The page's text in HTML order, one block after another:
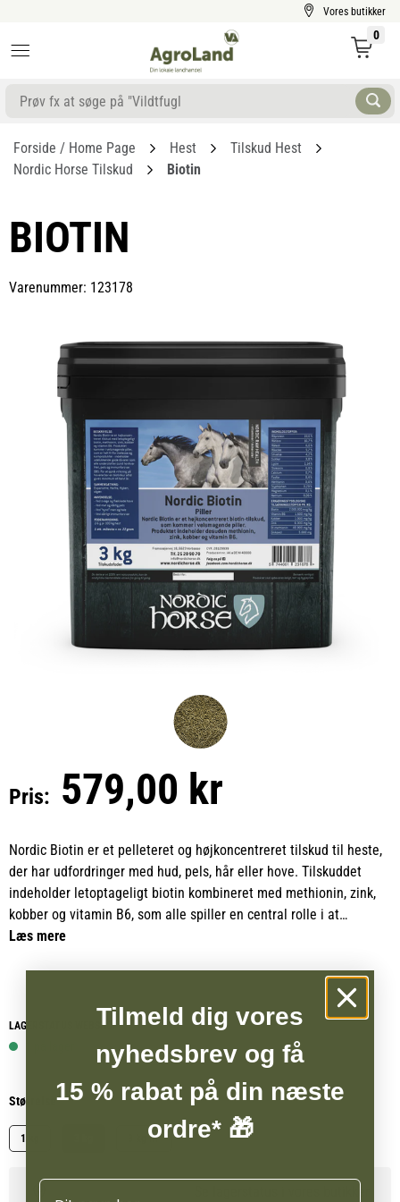
Vores butikker
0
Forside / Home Page Hest
Tilskud Hest
Nordic Horse Tilskud
Biotin
BIOTIN
Varenummer: 123178
Pris: 579,00 kr
Nordic Biotin er et pelleteret og højkoncentreret tilskud til heste,
der har udfordringer med hud, pels, hår eller hove. Tilskuddet
indeholder letoptageligt biotin kombineret med methionin, zink,
kobber og vitamin B6, som alle spiller en central rolle i at
opretholde sunde hove, en stærk pels og et velfungerende
Pillerne er velsmagende og helt fri for melasse og kornprodukter.
De er sammensat udelukkende af råvarer, der understøtter
hovkvalitet og trivsel, hvilket gør Nordic Biotin både effektivt og
skånsomt at anvende.
Da bagtarmens mikrober producerer biotin som et biprodukt af
fiberfermentering, kan alt, der forringer bagtarmens sundhed, føre
til mangel. Derfor kan heste med løse hestepærer, heste der
Læs mere
LAGERSTATUS WEBSHOP
Størrelse
1 kg 3 kg RF
Tilmeld dig vores
nyhedsbrev og få
15 % rabat på din næste
ordre* 🎁
Navn